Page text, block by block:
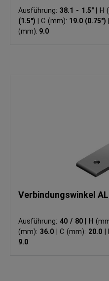
Ausführung: 38.1 - 1.5" H
(1.5")
C (mm): 19.0 (0.75")
(mm): 9.0
Verbindungswinkel
Ausführung: 40 / 80 H
(mm): 36.0 C (mm): 20.0
9.0